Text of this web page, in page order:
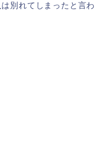
別れてしまったと言わ